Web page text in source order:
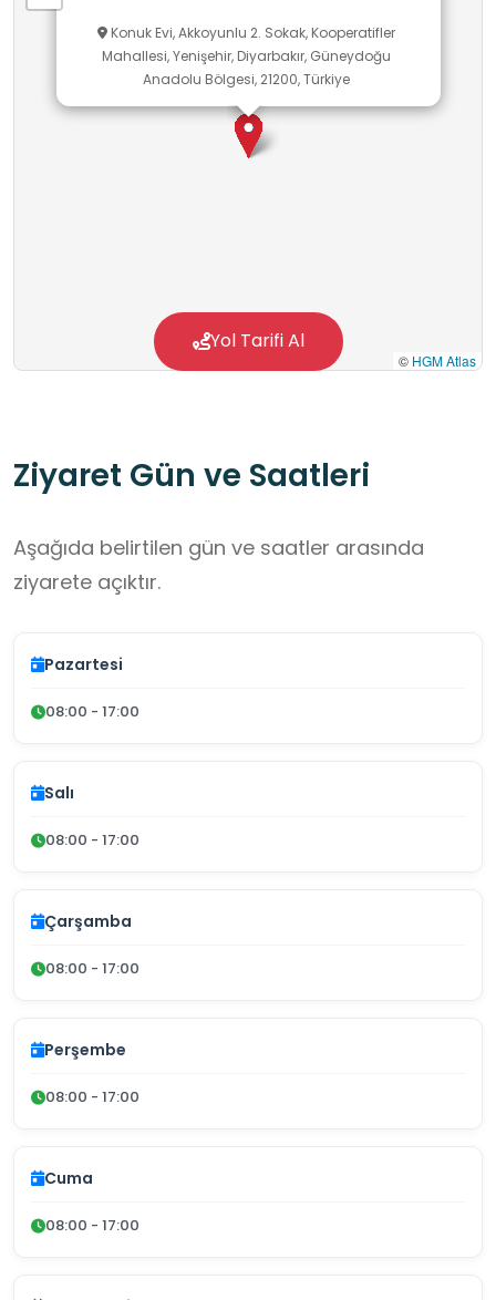
tamamlayan kursiyerlerimiz, e-Yaygın sistemi
üzerinden de takibi yapılabilen kurs bitirme
belgelerini alarak hem mesleki hayata daha
güçlü bir başlangıç yapma fırsatı bulmakta
hem de hayat boyu öğrenme sürecinin aktif bir
Konuk Evi, Akkoyunlu 2. Sokak, Kooperatifler
Mahallesi, Yenişehir, Diyarbakır, Güneydoğu
Anadolu Bölgesi, 21200, Türkiye
© HGM Atlas
Yol Tarifi Al
Ziyaret Gün ve Saatleri
Aşağıda belirtilen gün ve saatler arasında
ziyarete açıktır.
Pazartesi
08:00 - 17:00
Salı
08:00 - 17:00
Çarşamba
08:00 - 17:00
Perşembe
08:00 - 17:00
Cuma
08:00 - 17:00